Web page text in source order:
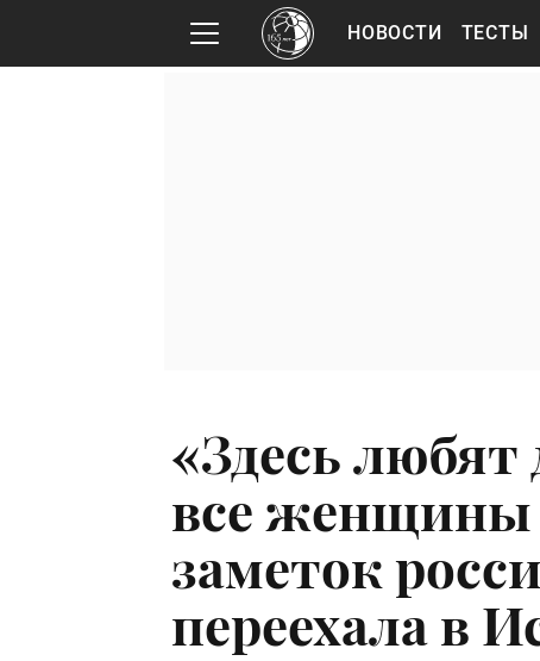
НОВОСТИ ТЕСТЫ
«Здесь любят
все женщины
заметок
переехала в